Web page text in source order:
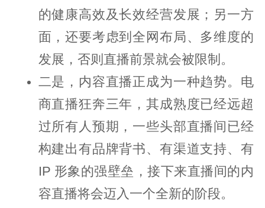
的健康高效及长效经营发展；另一方
面，还要考虑到全网布局、多维度的
发展，否则直播前景就会被限制。
二是，内容直播正成为一种趋势。电
商直播狂奔三年，其成熟度已经远超
过所有人预期，一些头部直播间已经
构建出有品牌背书、有渠道支持、有
IP 形象的强壁垒，接下来直播间的内
容直播将会迈入一个全新的阶段。